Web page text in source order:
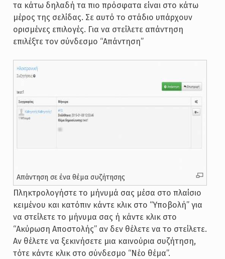
τα κάτω δηλαδή τα πιο πρόσφατα είναι στο κάτω
μέρος της σελίδας. Σε αυτό το στάδιο υπάρχουν
ορισμένες επιλογές. Για να στείλετε απάντηση
επιλέξτε τον σύνδεσμο “Απάντηση”
Απάντηση σε ένα θέμα συζήτησης
Πληκτρολογήστε το μήνυμά σας μέσα στο πλαίσιο
κειμένου και κατόπιν κάντε κλικ στο “Υποβολή” για
να στείλετε το μήνυμα σας ή κάντε κλικ στο
“Ακύρωση Αποστολής” αν δεν θέλετε να το στείλετε.
Αν θέλετε να ξεκινήσετε μια καινούρια συζήτηση,
τότε κάντε κλικ στο σύνδεσμο “Νέο θέμα”.